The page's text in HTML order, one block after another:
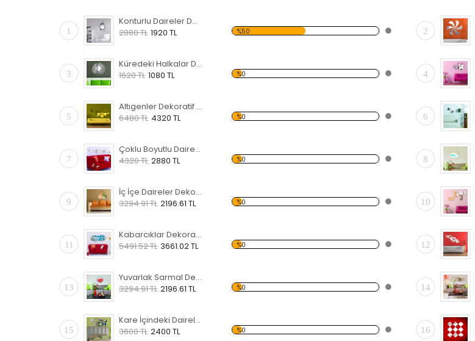
1
Konturlu Daireler Dekoratif Kırılmaz Ayna
2880 TL 1920 TL %50 2
3
Küredeki Halkalar Dekoratif Kırılmaz Ayna
1620 TL 1080 TL %0 4
5
Altıgenler Dekoratif Kırılmaz Ayna
6480 TL 4320 TL %0 6
7
Çoklu Boyutlu Daireler Dekoratif Kırılmaz Ayna
4320 TL 2880 TL %0 8
9
İç İçe Daireler Dekoratif Kırılmaz Ayna
3294.91 TL 2196.61 TL %0 10
11
Kabarcıklar Dekoratif Kırılmaz Ayna
5491.52 TL 3661.02 TL %0 12
13
Yuvarlak Sarmal Dekoratif Kırılmaz Ayna
3294.91 TL 2196.61 TL %0 14
15
Kare İçindeki Daireler Dekoratif Kırılmaz Ayna
3600 TL 2400 TL %0 16